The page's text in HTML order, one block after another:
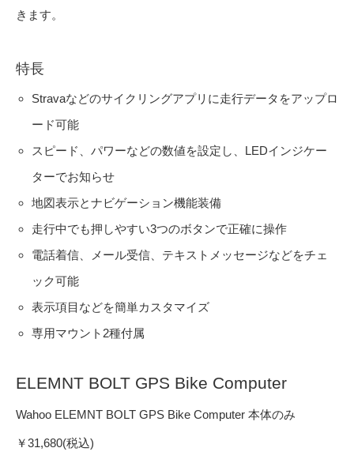
きます。
特長
Stravaなどのサイクリングアプリに走行データをアップロ
ード可能
スピード、パワーなどの数値を設定し、LEDインジケー
ターでお知らせ
地図表示とナビゲーション機能装備
走行中でも押しやすい3つのボタンで正確に操作
電話着信、メール受信、テキストメッセージなどをチェ
ック可能
表示項目などを簡単カスタマイズ
専用マウント2種付属
ELEMNT BOLT GPS Bike Computer
Wahoo ELEMNT BOLT GPS Bike Computer 本体のみ
￥31,680(税込)